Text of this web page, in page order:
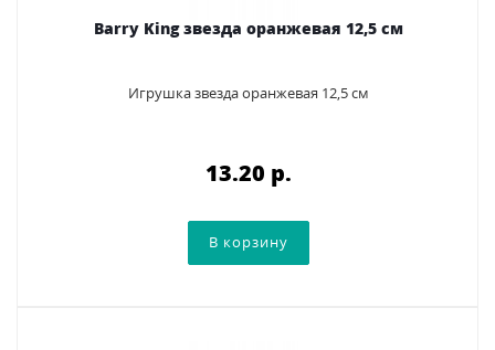
Barry King звезда оранжевая 12,5 см
Игрушка звезда оранжевая 12,5 см
13.20 p.